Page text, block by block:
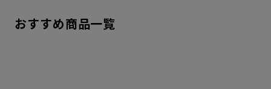
おすすめ商品一覧